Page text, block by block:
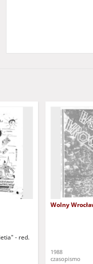
- red.
Wolny
1988
czasopismo